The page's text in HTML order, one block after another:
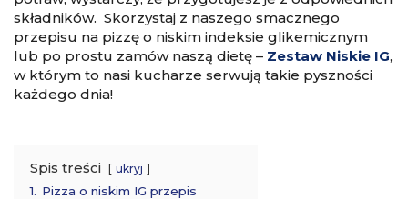
składników. Skorzystaj z naszego smacznego
przepisu na pizzę o niskim indeksie glikemicznym
lub po prostu zamów naszą dietę – Zestaw Niskie IG,
w którym to nasi kucharze serwują takie pyszności
każdego dnia!
Spis treści ukryj
1. Pizza o niskim IG przepis